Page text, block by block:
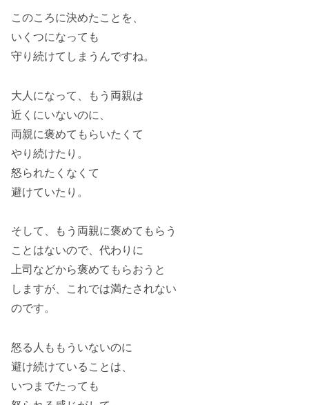
このころに決めたことを、
いくつになっても
守り続けてしまうんですね。
大人になって、もう両親は
近くにいないのに、
両親に褒めてもらいたくて
やり続けたり。
怒られたくなくて
避けていたり。
そして、もう両親に褒めてもらう
ことはないので、代わりに
上司などから褒めてもらおうと
しますが、これでは満たされない
のです。
怒る人ももういないのに
避け続けていることは、
いつまでたっても